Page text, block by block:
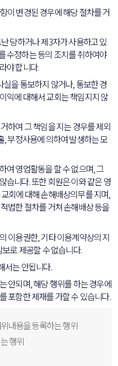
이 변경된 경우에 해당 절차를 거
당하거나 제3자가 사용하고 있
수정하는 등의 조치를 취하여야
야 합니다.
을 통보하지 않거나, 통보한 경
익에 대해서 교회는 책임지지 않
하여 그 책임을 지는 경우를 제외
부정사용에 의하여 발생하는 모
여 영업활동을 할 수 없으며, 그
습니다. 또한 회원은 이와 같은 영
회에 대해 손해배상의무를 지며,
법한 절차를 거쳐 손해배상 등을
이용권한, 기타 이용계약상의 지
로 제공할 수 없습니다.
서는 안됩니다.
안되며, 해당 행위를 하는 경우에
포함한 제재를 가할 수 있습니다.
내용을 등록하는 행위
행위